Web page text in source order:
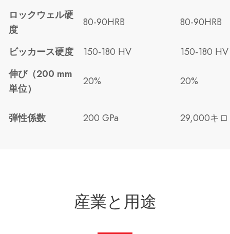
ロックウェル硬
度
80-90HRB 80-90HRB
ビッカース硬度 150-180 HV
150-180 HV
伸び（200 mm
単位）
20% 20%
弾性係数 200 GPa 29,000キ
産業と用途